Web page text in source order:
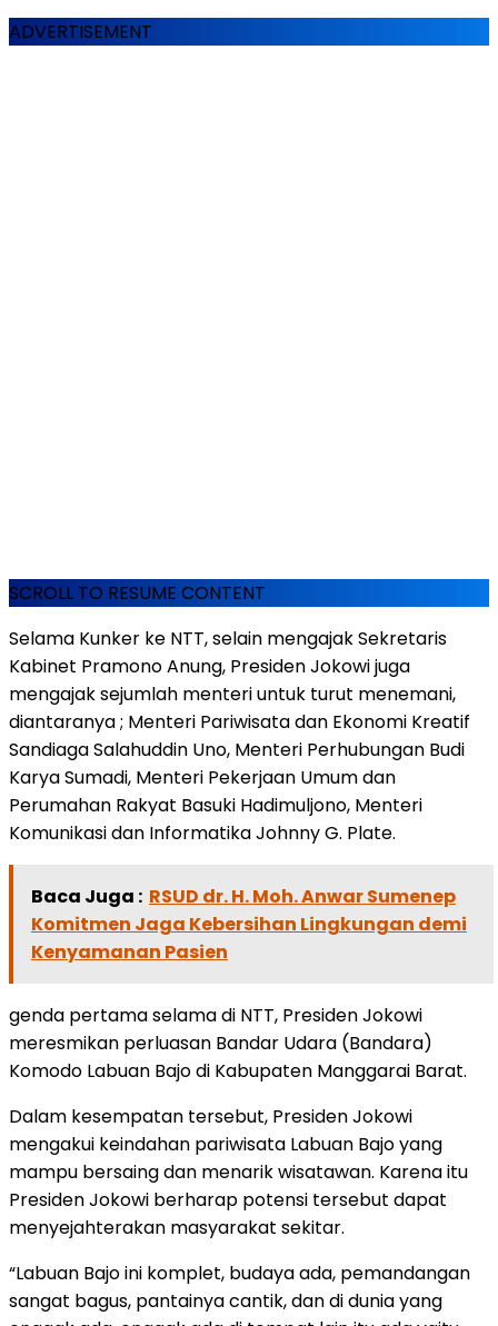
ADVERTISEMENT
SCROLL TO RESUME CONTENT
Selama Kunker ke NTT, selain mengajak Sekretaris
Kabinet Pramono Anung, Presiden Jokowi juga
mengajak sejumlah menteri untuk turut menemani,
diantaranya ; Menteri Pariwisata dan Ekonomi Kreatif
Sandiaga Salahuddin Uno, Menteri Perhubungan Budi
Karya Sumadi, Menteri Pekerjaan Umum dan
Perumahan Rakyat Basuki Hadimuljono, Menteri
Komunikasi dan Informatika Johnny G. Plate.
Baca Juga : RSUD dr. H. Moh. Anwar Sumenep
Komitmen Jaga Kebersihan Lingkungan demi
Kenyamanan Pasien
genda pertama selama di NTT, Presiden Jokowi
meresmikan perluasan Bandar Udara (Bandara)
Komodo Labuan Bajo di Kabupaten Manggarai Barat.
Dalam kesempatan tersebut, Presiden Jokowi
mengakui keindahan pariwisata Labuan Bajo yang
mampu bersaing dan menarik wisatawan. Karena itu
Presiden Jokowi berharap potensi tersebut dapat
menyejahterakan masyarakat sekitar.
“Labuan Bajo ini komplet, budaya ada, pemandangan
sangat bagus, pantainya cantik, dan di dunia yang